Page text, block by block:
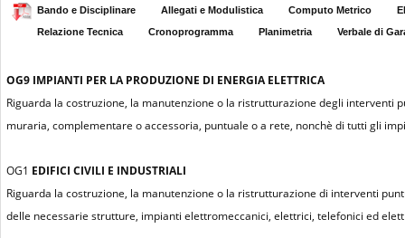
Bando e Disciplinare Allegati e Modulistica Computo Metrico
Relazione Tecnica
Cronoprogramma Planimetria Verbale di
OG9 IMPIANTI PER LA PRODUZIONE DI ENERGIA ELETTRICA
Riguarda la costruzione, la manutenzione o la ristrutturazione degli interventi
muraria, complementare o accessoria, puntuale o a rete, nonchè di tutti gli
OG1 EDIFICI CIVILI E INDUSTRIALI
Riguarda la costruzione, la manutenzione o la ristrutturazione di interventi
delle necessarie strutture, impianti elettromeccanici, elettrici, telefonici ed